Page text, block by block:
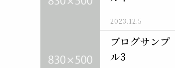
2023.12.5
ブログサンプ
ル3